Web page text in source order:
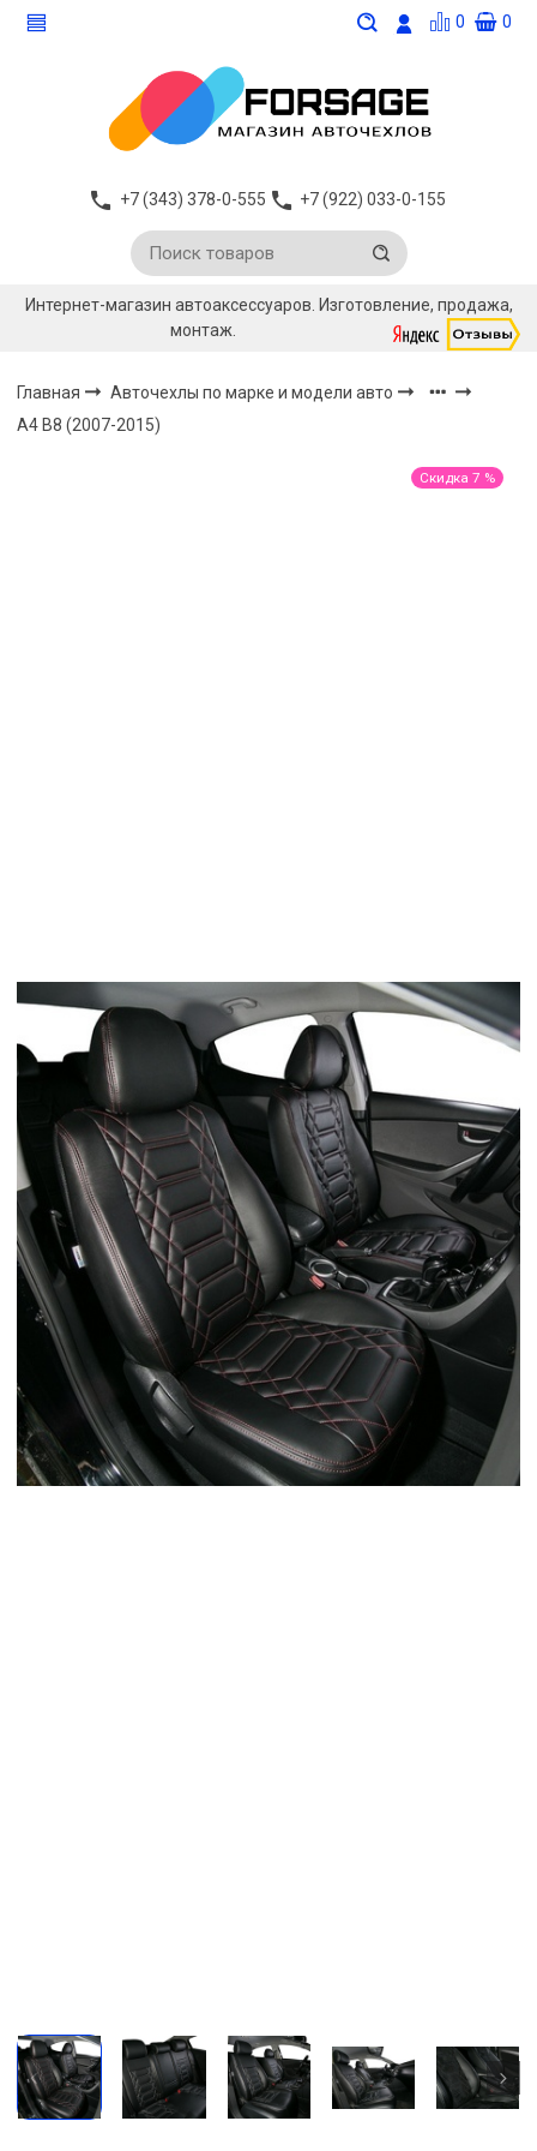
0 0
+7 (343) 378-0-555 +7 (922) 033-0-155
Интернет-магазин автоаксессуаров. Изготовление, продажа,
монтаж.
Главная
Авточехлы по марке и модели авто
А4 B8 (2007-2015)
Скидка 7 %